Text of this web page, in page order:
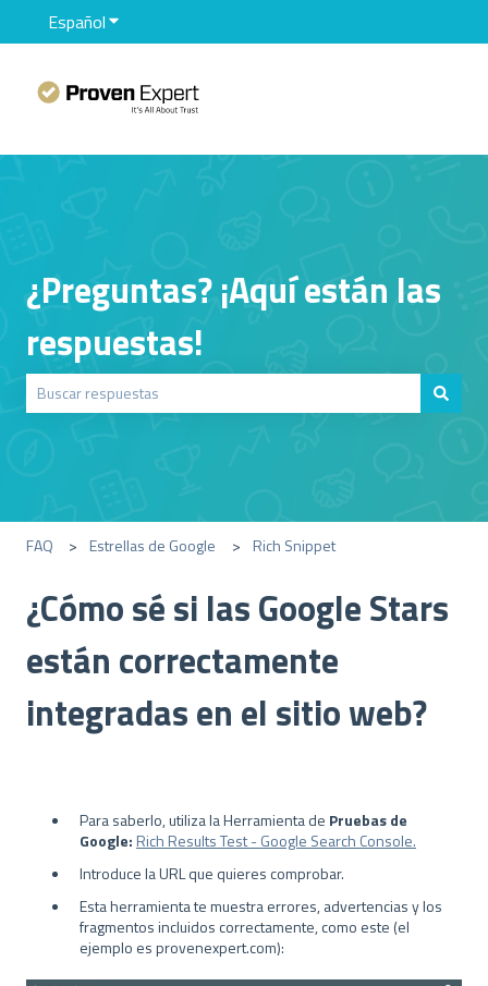
EspañolTraducciones de Mostrar submenú de
¿Preguntas? ¡Aquí están las
respuestas!
FAQ Estrellas de Google Rich Snippet
¿Cómo sé si las Google Stars
están correctamente
integradas en el sitio web?
Para saberlo, utiliza la Herramienta de Pruebas de
Google: Rich Results Test - Google Search Console.
Introduce la URL que quieres comprobar.
Esta herramienta te muestra errores, advertencias y los
fragmentos incluidos correctamente, como este (el
ejemplo es provenexpert.com):